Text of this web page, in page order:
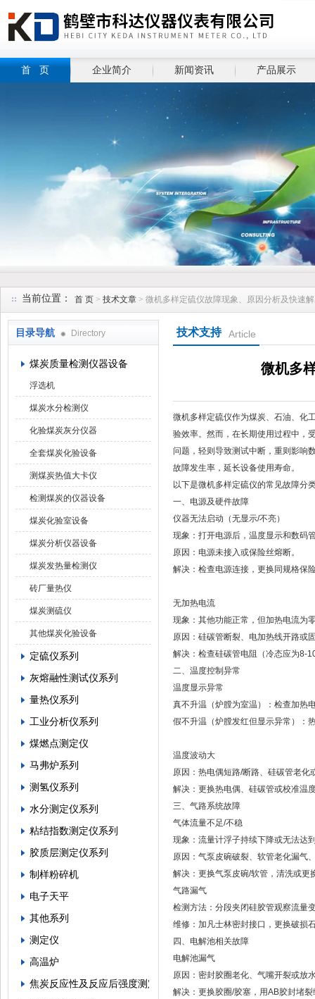
首 页 企业简介 新闻资讯 产品展示
当前位置： 首 页 > 技术文章 > 微机多样定硫仪故障现象、原因分析及快速
目录导航 Directory
煤炭质量检测仪器设备
浮选机
煤炭水分检测仪
化验煤炭灰分仪器
全套煤炭化验设备
测煤炭热值大卡仪
检测煤炭的仪器设备
煤炭化验室设备
煤炭分析仪器设备
煤炭发热量检测仪
砖厂量热仪
煤炭测硫仪
其他煤炭化验设备
定硫仪系列
灰熔融性测试仪系列
量热仪系列
工业分析仪系列
煤燃点测定仪
马弗炉系列
测氢仪系列
水分测定仪系列
粘结指数测定仪系列
胶质层测定仪系列
制样粉碎机
电子天平
其他系列
测定仪
高温炉
焦炭反应性及反应后强度测定仪
技术支持 Article
微机多
微机多样定硫仪作为煤炭、石油、化
验效率。然而，在长期使用过程中，
问题，轻则导致测试中断，重则影响
故障发生率，延长设备使用寿命。
以下是微机多样定硫仪的常见故障分
一、‌电源及硬件故障‌
‌仪器无法启动（无显示/不亮）‌
现象‌：打开电源后，温度显示和数码
‌原因‌：电源未接入或保险丝熔断‌。
解决‌：检查电源连接，更换同规格保
无加热电流‌
现象‌：其他功能正常，但加热电流为
原因‌：硅碳管断裂、电加热线开路或
解决‌：检查硅碳管电阻（冷态应为8-
二、‌温度控制异常‌
‌温度显示异常‌
真不升温（炉膛为室温）‌：检查加热
假不升温（炉膛发红但显示异常）‌：
温度波动大‌
原因‌：热电偶短路/断路、硅碳管老化
解决‌：更换热电偶、硅碳管或校准温
三、‌气路系统故障‌
‌气体流量不足/不稳‌
现象‌：流量计浮子持续下降或无法达
原因‌：气泵皮碗破裂、软管老化漏气
解决‌：更换气泵皮碗/软管，清洗或更
‌气路漏气‌
检测方法‌：分段夹闭硅胶管观察流量
维修‌：加凡士林密封接口，更换破损
四、‌电解池相关故障‌
‌电解池漏气‌
原因‌：密封胶圈老化、气嘴开裂或放
解决‌：更换胶圈/胶塞，用AB胶封堵裂